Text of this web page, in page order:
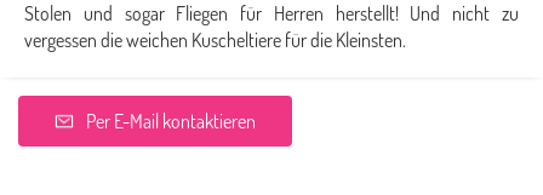
Stolen und sogar Fliegen für Herren herstellt! Und nicht zu
vergessen die weichen Kuscheltiere für die Kleinsten.
Per E-Mail kontaktieren